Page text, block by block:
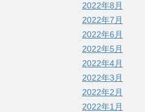
2022年8月
2022年7月
2022年6月
2022年5月
2022年4月
2022年3月
2022年2月
2022年1月